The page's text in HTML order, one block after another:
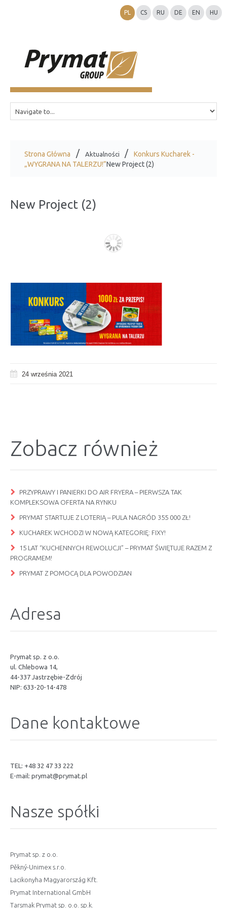
PL CS RU DE EN HU
Strona Główna Aktualności
Konkurs Kucharek -
„WYGRANA NA TALERZU!”New Project (2)
New Project (2)
24 września 2021
Zobacz również
PRZYPRAWY I PANIERKI DO AIR FRYERA – PIERWSZA TAK
KOMPLEKSOWA OFERTA NA RYNKU
PRYMAT STARTUJE Z LOTERIĄ – PULA NAGRÓD 355 000 ZŁ!
KUCHAREK WCHODZI W NOWĄ KATEGORIĘ: FIXY!
15 LAT “KUCHENNYCH REWOLUCJI” – PRYMAT ŚWIĘTUJE RAZEM Z
PROGRAMEM!
PRYMAT Z POMOCĄ DLA POWODZIAN
Adresa
Prymat sp. z o.o.
ul. Chlebowa 14,
44-337 Jastrzębie-Zdrój
NIP: 633-20-14-478
Dane kontaktowe
TEL: +48 32 47 33 222
E-mail: prymat@prymat.pl
Nasze spółki
Prymat sp. z o.o.
Pěkný-Unimex s.r.o.
Lacikonyha Magyarország Kft.
Prymat International GmbH
Tarsmak Prymat sp. o.o. sp.k.